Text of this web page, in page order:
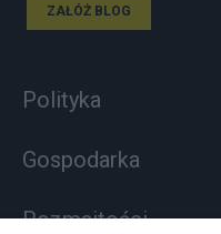
ZAŁÓŻ BLOG
Polityka
Gospodarka
Rozmaitości